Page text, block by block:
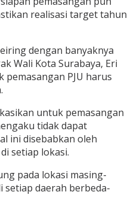
realisasi target tahun
dengan banyaknya
Wali Kota Surabaya, Eri
PJU harus
untuk pemasangan
tidak dapat
ini disebabkan oleh
setiap lokasi.
pada lokasi masing-
setiap daerah berbeda-